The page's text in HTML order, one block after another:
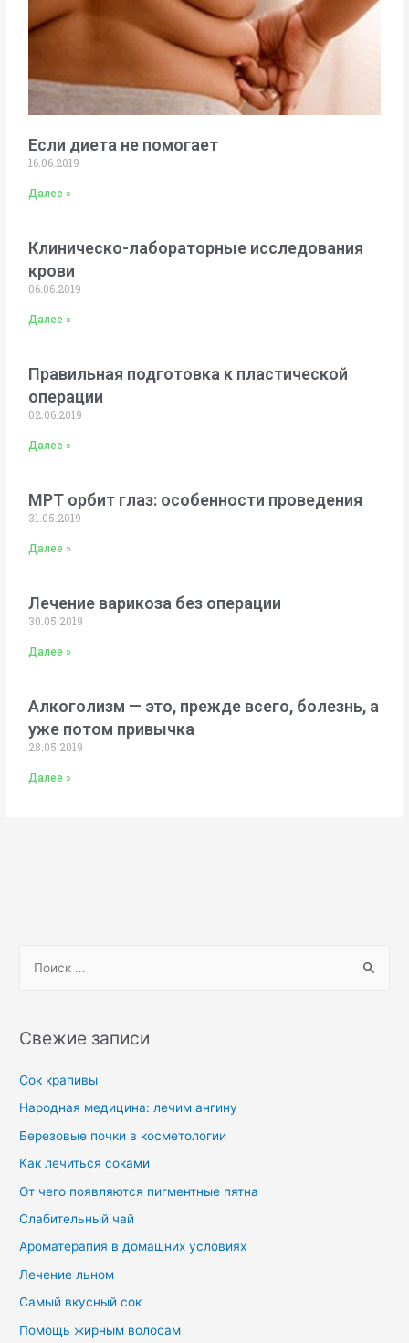
Если диета не помогает
16.06.2019
Далее »
Клиническо-лабораторные исследования
крови
06.06.2019
Далее »
Правильная подготовка к пластической
операции
02.06.2019
Далее »
МРТ орбит глаз: особенности проведения
31.05.2019
Далее »
Лечение варикоза без операции
30.05.2019
Далее »
Алкоголизм — это, прежде всего, болезнь, а
уже потом привычка
28.05.2019
Далее »
Свежие записи
Сок крапивы
Народная медицина: лечим ангину
Березовые почки в косметологии
Как лечиться соками
От чего появляются пигментные пятна
Слабительный чай
Ароматерапия в домашних условиях
Лечение льном
Самый вкусный сок
Помощь жирным волосам